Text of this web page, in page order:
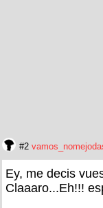
#2
Ey, me decis
Claaaro...Eh!!!